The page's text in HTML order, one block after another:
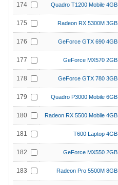
174 Quadro T1200 Mobile 4GB
175 Radeon RX 5300M 3GB
176 GeForce GTX 690 4GB
177 GeForce MX570 2GB
178 GeForce GTX 780 3GB
179 Quadro P3000 Mobile 6GB
180 Radeon RX 5500 Mobile 4GB
181 T600 Laptop 4GB
182 GeForce MX550 2GB
183 Radeon Pro 5500M 8GB